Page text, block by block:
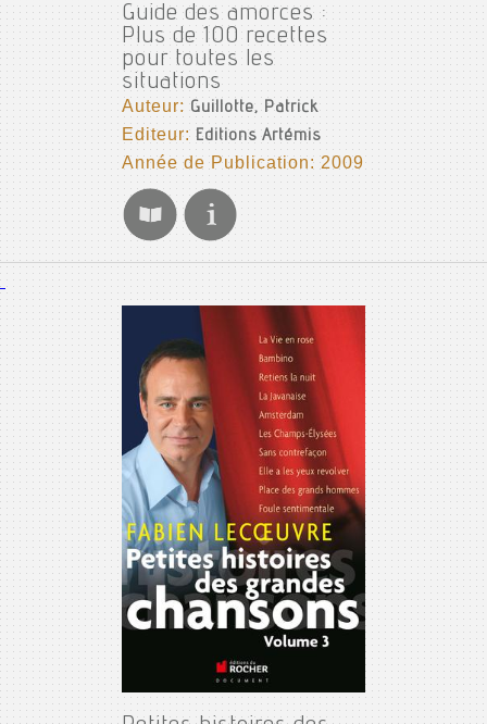
Guide des amorces :
Plus de 100 recettes
pour toutes les
situations
Auteur:Guillotte, Patrick
Editeur: Editions Artémis
Année de Publication: 2009